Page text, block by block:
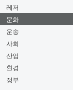
레저
문화
운송
사회
산업
환경
정부